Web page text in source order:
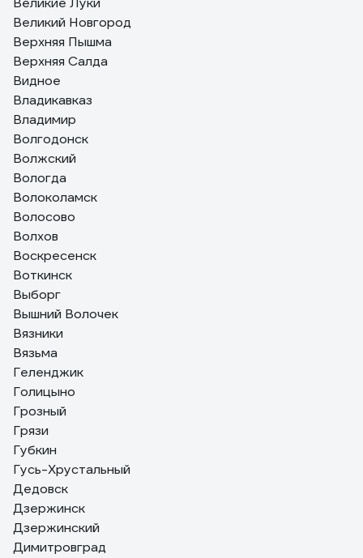
Великий Новгород
Верхняя Пышма
Верхняя Салда
Видное
Владикавказ
Владимир
Волгодонск
Волжский
Вологда
Волоколамск
Волосово
Волхов
Воскресенск
Воткинск
Выборг
Вышний Волочек
Вязники
Вязьма
Геленджик
Голицыно
Грозный
Грязи
Губкин
Гусь-Хрустальный
Дедовск
Дзержинск
Дзержинский
Димитровград